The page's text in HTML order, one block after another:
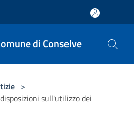
di Conselve
>
sull'utilizzo dei